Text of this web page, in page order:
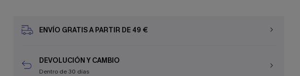
ENVÍO GRATIS A PARTIR DE 49 €
DEVOLUCIÓN Y CAMBIO
Dentro de 30 días